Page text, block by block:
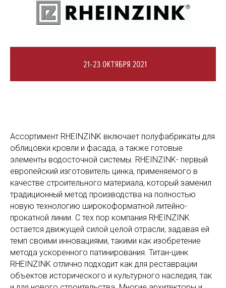
Ассортимент RHEINZINK включает полуфабрикаты для
облицовки кровли и фасада, а также готовые
элементы водосточной системы. RHEINZINK- первый
европейский изготовитель цинка, применяемого в
качестве строительного материала, который заменил
традиционный метод производства на полностью
новую технологию широкоформатной литейно-
прокатной линии. С тех пор компания RHEINZINK
остается движущей силой целой отрасли, задавая ей
темп своими инновациями, такими как изобретение
метода ускоренного патинирования. Титан-цинк
RHEINZINK отлично подходит как для реставрации
объектов исторического и культурного наследия, так